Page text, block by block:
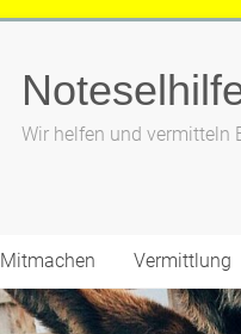
Wir helfen und vermitteln
Mitmachen Vermittlung